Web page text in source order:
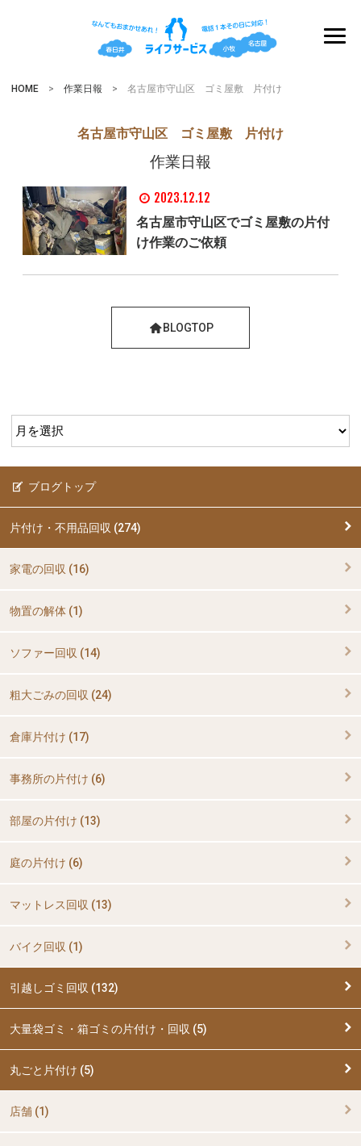
HOME > 作業日報 > 名古屋市守山区 ゴミ屋敷 片付け
名古屋市守山区 ゴミ屋敷 片付け
作業日報
2023.12.12
名古屋市守山区でゴミ屋敷の片付
け作業のご依頼
BLOGTOP
ブログトップ
片付け・不用品回収 (274)
家電の回収 (16)
物置の解体 (1)
ソファー回収 (14)
粗大ごみの回収 (24)
倉庫片付け (17)
事務所の片付け (6)
部屋の片付け (13)
庭の片付け (6)
マットレス回収 (13)
バイク回収 (1)
引越しゴミ回収 (132)
大量袋ゴミ・箱ゴミの片付け・回収 (5)
丸ごと片付け (5)
店舗 (1)